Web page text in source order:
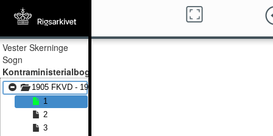
Vester Skerninge
Sogn
Kontraministerialbog
1905 FKVD - 1927 FKVD
1
2
3